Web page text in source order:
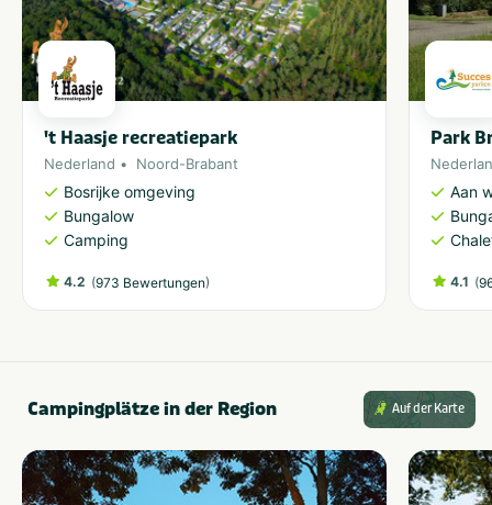
't Haasje recreatiepark
Nederland Noord-Brabant
Bosrijke omgeving
Bungalow
Camping
4.2 (973 Bewertungen)
Park
Aan
4.1 (
Campingplätze in der Region Auf der Karte